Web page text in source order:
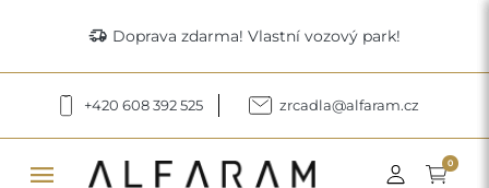
delivery_truck_speed Doprava zdarma! Vlastní vozový park!
+420 608 392 525 zrcadla@alfaram.cz
menu 0